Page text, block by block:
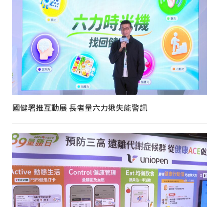
國健署推互動展 長者量六力揪失能警訊